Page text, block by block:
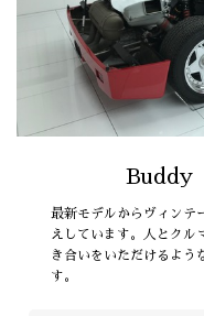
Buddy
最新モデルからヴィンテ
えしています。人とクル
き合いをいただけるよう
す。